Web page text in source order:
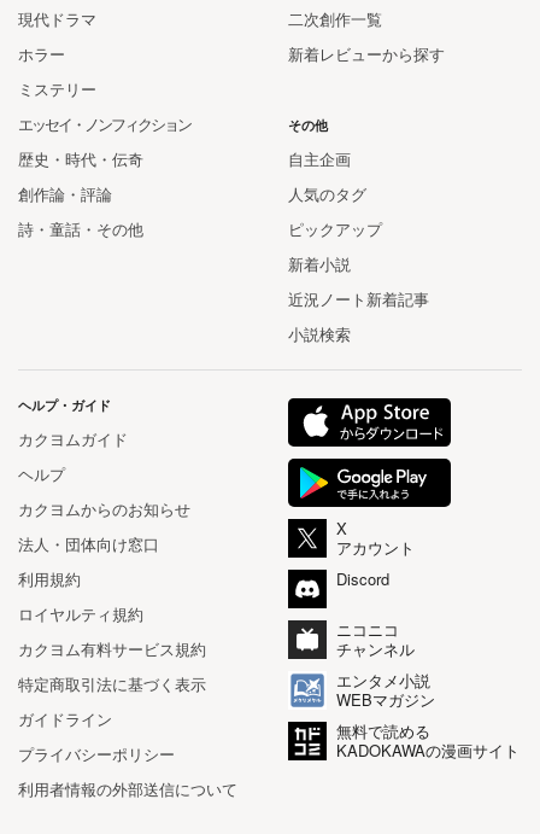
二次創作一覧
新着レビューから探す
現代ドラマ
ホラー
ミステリー
エッセイ・ノンフィクション
歴史・時代・伝奇
創作論・評論
詩・童話・その他
その他
自主企画
人気のタグ
ピックアップ
新着小説
近況ノート新着記事
小説検索
ヘルプ・ガイド
カクヨムガイド
ヘルプ
カクヨムからのお知らせ
法人・団体向け窓口
利用規約
ロイヤルティ規約
カクヨム有料サービス規約
特定商取引法に基づく表示
ガイドライン
プライバシーポリシー
利用者情報の外部送信について
X
アカウント
Discord
ニコニコ
チャンネル
エンタメ小説
WEBマガジン
無料で読める
KADOKAWAの漫画サイト